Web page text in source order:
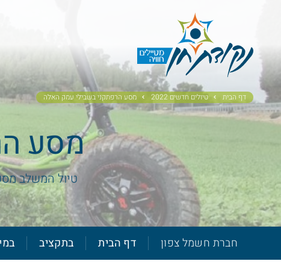
דף הבית טיולים חדשים 2022 מסע הרפתקני בשבילי עמק האלה
מסע
טיול המשלב
חברת חשמל צפון דף הבית בתקציב